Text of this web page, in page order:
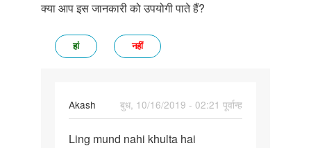
क्या आप इस जानकारी को उपयोगी पाते हैं?
हां नहीं
Akash
बुध, 10/16/2019 - 02:21 पूर्वान्ह
Land
Ling mund nahi khulta hai